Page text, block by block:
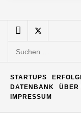
Suchen
STARTUPS
DATENBANK
ÜBER
IMPRESSUM